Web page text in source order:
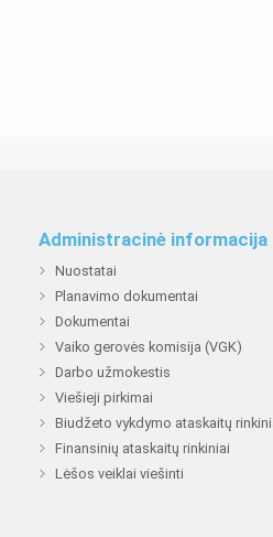
Administracinė informacija
Nuostatai
Planavimo dokumentai
Dokumentai
Vaiko gerovės komisija (VGK)
Darbo užmokestis
Viešieji pirkimai
Biudžeto vykdymo ataskaitų
Finansinių ataskaitų rinkiniai
Lėšos veiklai viešinti